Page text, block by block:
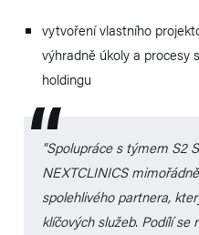
vytvoření vlastního
výhradně úkoly a procesy
holdingu
"Spolupráce s týmem S2
NEXTCLINICS
spolehlivého partnera,
klíčových služeb. Podílí se